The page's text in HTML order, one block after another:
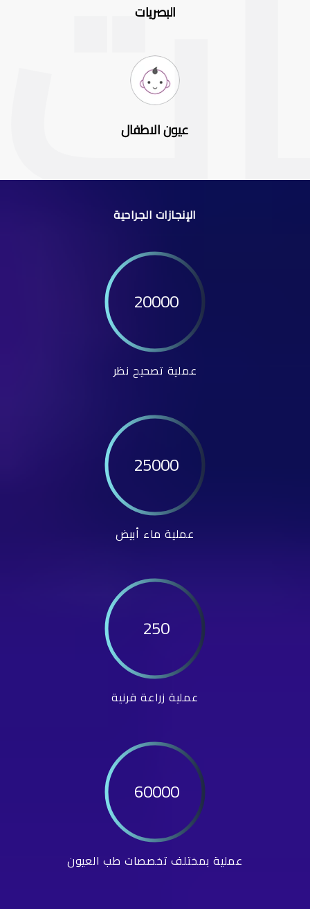
البصريات
عيون الاطفال
الإنجازات الجراحية
20000
عملية تصحيح نظر
25000
عملية ماء أبيض
250
عملية زراعة قرنية
60000
عملية بمختلف تخصصات طب العيون